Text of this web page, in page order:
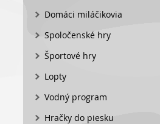
Domáci miláčikovia
Spoločenské hry
Športové hry
Lopty
Vodný program
Hračky do piesku